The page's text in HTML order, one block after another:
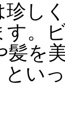
し
。
髪を
い